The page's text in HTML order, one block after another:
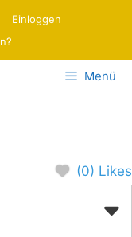
Einloggen
Menü
(0) Likes